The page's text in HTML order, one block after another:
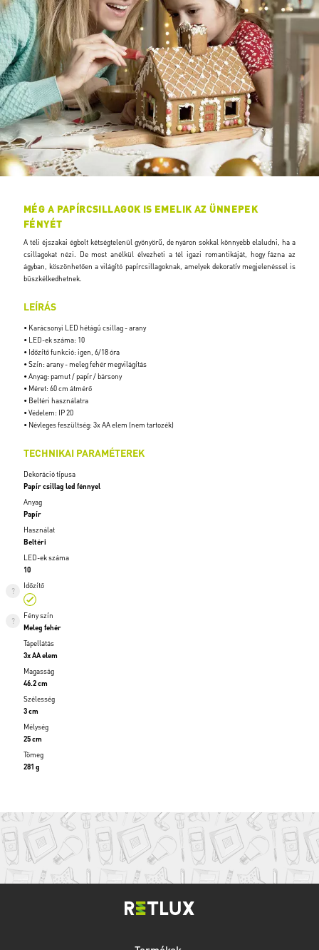
MÉG A PAPÍRCSILLAGOK IS EMELIK AZ ÜNNEPEK
FÉNYÉT
A téli éjszakai égbolt kétségtelenül gyönyörű, de nyáron sokkal könnyebb elaludni, ha a
csillagokat nézi. De most anélkül élvezheti a tél igazi romantikáját, hogy fázna az
ágyban, köszönhetően a világító papírcsillagoknak, amelyek dekoratív megjelenéssel is
büszkélkedhetnek.
LEÍRÁS
• Karácsonyi LED hétágú csillag - arany
• LED-ek száma: 10
• Időzítő funkció: igen, 6/18 óra
• Szín: arany - meleg fehér megvilágítás
• Anyag: pamut / papír / bársony
• Méret: 60 cm átmérő
• Beltéri használatra
• Védelem: IP 20
• Névleges feszültség: 3x AA elem (nem tartozék)
TECHNIKAI PARAMÉTEREK
Dekoráció típusa
Papír csillag led fénnyel
Anyag
Papír
Használat
Beltéri
LED-ek száma
10
Időzítő
Fény szín
Meleg fehér
Tápellátás
3x AA elem
Magasság
46.2 cm
Szélesség
3 cm
Mélység
25 cm
Tömeg
281 g